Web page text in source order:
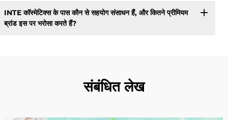
INTE कॉस्मेटिक्स के पास कौन से सहयोग संसाधन हैं, और कितने प्रीमियम
ब्रांड इस पर भरोसा करते हैं?
संबंधित लेख